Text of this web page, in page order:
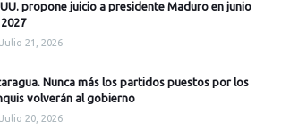
propone juicio a presidente Maduro en junio
Julio 21, 2026
Nunca más los partidos puestos por los
volverán al gobierno
Julio 20, 2026